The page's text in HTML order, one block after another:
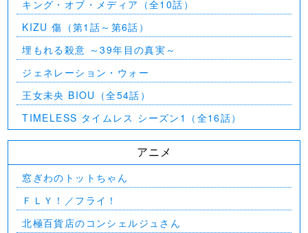
キング・オブ・メディア（全10話）
KIZU 傷（第1話～第6話）
埋もれる殺意 ～39年目の真実～
ジェネレーション・ウォー
王女未央 BIOU（全54話）
TIMELESS タイムレス シーズン1（全16話）
アニメ
窓ぎわのトットちゃん
ＦＬＹ！／フライ！
北極百貨店のコンシェルジュさん